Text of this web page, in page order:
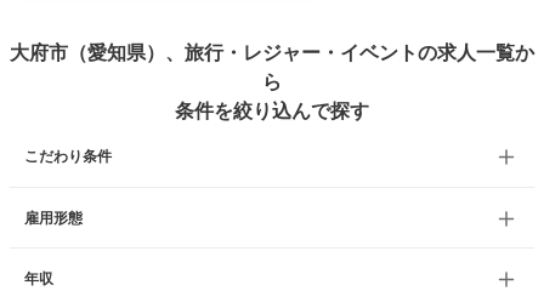
大府市（愛知県）、旅行・レジャー・イベントの求人一覧か
ら
条件を絞り込んで探す
こだわり条件
雇用形態
年収